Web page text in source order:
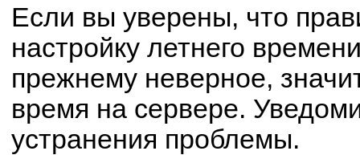
Если вы уверены, что
настройку летнего
прежнему неверное,
время на сервере.
устранения проблемы.